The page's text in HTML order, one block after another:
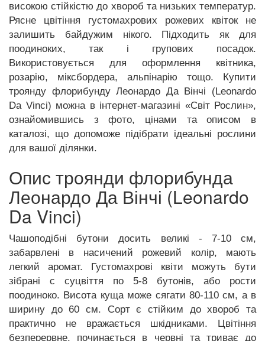
високою стійкістю до хвороб та низьких температур.
Рясне цвітіння густомахрових рожевих квіток не
залишить байдужим нікого. Підходить як для
поодиноких, так і групових посадок.
Використовується для оформлення квітника,
розарію, міксбордера, альпінарію тощо. Купити
троянду флорибунду Леонардо Да Вінчі (Leonardo
Da Vinci) можна в інтернет-магазині «Світ Рослин»,
ознайомившись з фото, цінами та описом в
каталозі, що допоможе підібрати ідеальні рослини
для вашої ділянки.
Опис троянди флорибунда
Леонардо Да Вінчі (Leonardo
Da Vinci)
Чашоподібні бутони досить великі - 7-10 см,
забарвлені в насичений рожевий колір, мають
легкий аромат. Густомахрові квіти можуть бути
зібрані с суцвіття по 5-8 бутонів, або рости
поодиноко. Висота куща може сягати 80-110 см, а в
ширину до 60 см. Сорт є стійким до хвороб та
практично не вражається шкідниками. Цвітіння
безперервне, починається в червні та триває до